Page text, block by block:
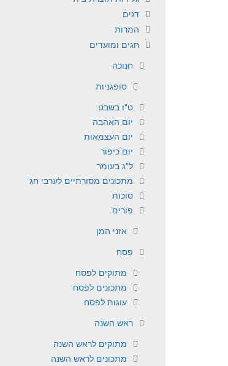
דגים
המרות
חגים ומועדים
חנוכה
סופגניות
ט"ו בשבט
יום האהבה
יום העצמאות
יום כיפור
ל"ג בעומר
מתכונים מסורתיים לערבי חג
סוכות
פורים
אזני המן
פסח
מתוקים לפסח
מתכונים לפסח
עוגות לפסח
ראש השנה
מתוקים לראש השנה
מתכונים לראש השנה